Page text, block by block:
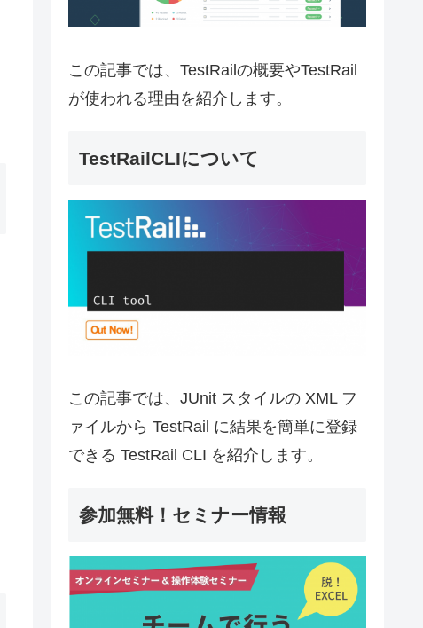
この記事では、TestRailの概要やTestRail
が使われる理由を紹介します。
TestRailCLIについて
この記事では、JUnit スタイルの XML フ
ァイルから TestRail に結果を簡単に登録
できる TestRail CLI を紹介します。
参加無料！セミナー情報